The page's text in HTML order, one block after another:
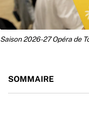
Saison 2026-27 Opéra de
SOMMAIRE